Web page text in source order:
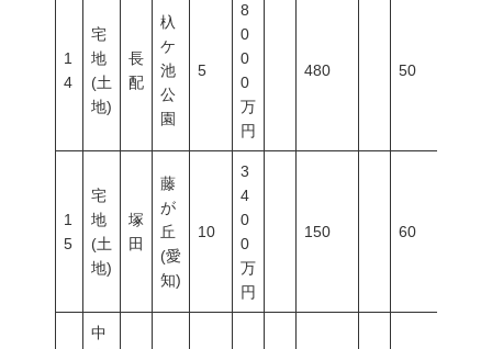
1
4
宅
地
(土
地)
長
配
杁
ケ
池
公
園
5
8
0
0
0
万
円
480 50
1
5
宅
地
(土
地)
塚
田
藤
が
丘
(愛
知)
10
3
4
0
0
万
円
150 60
中